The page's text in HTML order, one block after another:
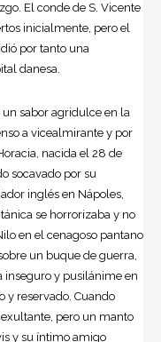
El conde de S. Vicente
inicialmente, pero el
por tanto una
danesa.
sabor agridulce en la
a vicealmirante y por
nacida el 28 de
socavado por su
inglés en Nápoles,
se horrorizaba y no
en el cenagoso pantano
un buque de guerra,
inseguro y pusilánime en
y reservado. Cuando
pero un manto
y su íntimo amigo